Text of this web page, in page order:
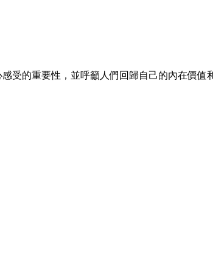
受的重要性，並呼籲人們回歸自己的內在價值